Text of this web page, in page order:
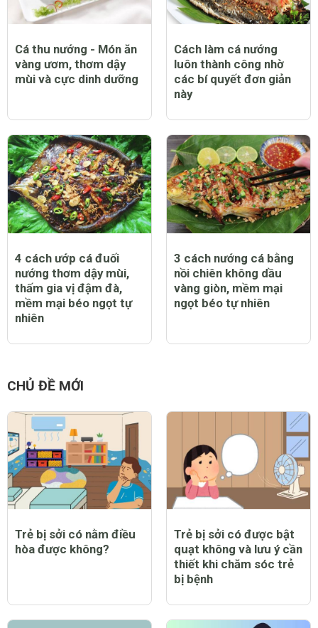
Cá thu nướng - Món ăn
vàng ươm, thơm dậy
mùi và cực dinh dưỡng
Cách làm cá nướng
luôn thành công nhờ
các bí quyết đơn giản
này
4 cách ướp cá đuối
nướng thơm dậy mùi,
thấm gia vị đậm đà,
mềm mại béo ngọt tự
nhiên
3 cách nướng cá bằng
nồi chiên không dầu
vàng giòn, mềm mại
ngọt béo tự nhiên
CHỦ ĐỀ MỚI
Trẻ bị sởi có nằm điều
hòa được không?
Trẻ bị sởi có được bật
quạt không và lưu ý cần
thiết khi chăm sóc trẻ
bị bệnh